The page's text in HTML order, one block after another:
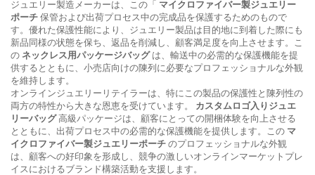
ジュエリー製造メーカーは、この「 マイクロファイバー製ジュエリー
ポーチ保管および出荷プロセス中の完成品を保護するためのもので
す。優れた保護性能により、ジュエリー製品は目的地に到着した際にも
新品同様の状態を保ち、返品を削減し、顧客満足度を向上させます。こ
のネックレス用パッケージバッグは、輸送中の必需的な保護機能を提
供するとともに、小売店向けの陳列に必要なプロフェッショナルな外観
を維持します。
オンラインジュエリーリテイラーは、特にこの製品の保護性と陳列性の
両方の特性から大きな恩恵を受けています。 カスタムロゴ入りジュエ
リーバッグ高級パッケージは、顧客にとっての開梱体験を向上させる
とともに、出荷プロセス中の必需的な保護機能を提供します。この マ
イクロファイバー製ジュエリーポーチのプロフェッショナルな外観
は、顧客への好印象を形成し、競争の激しいオンラインマーケットプレ
イスにおけるブランド構築活動を支援します。